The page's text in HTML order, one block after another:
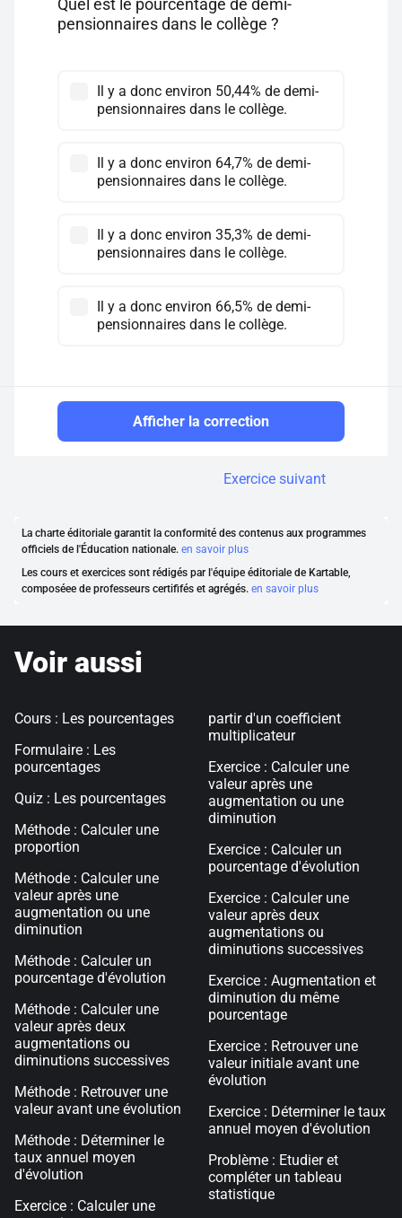
Quel est le pourcentage de demi-
pensionnaires dans le collège ?
Il y a donc environ 50,44% de demi-
pensionnaires dans le collège.
Il y a donc environ 64,7% de demi-
pensionnaires dans le collège.
Il y a donc environ 35,3% de demi-
pensionnaires dans le collège.
Il y a donc environ 66,5% de demi-
pensionnaires dans le collège.
Afficher la correction
Exercice suivant
La charte éditoriale garantit la conformité des contenus aux programmes
officiels de l'Éducation nationale. en savoir plus
Les cours et exercices sont rédigés par l'équipe éditoriale de Kartable,
composéee de professeurs certififés et agrégés. en savoir plus
Voir aussi
Cours : Les pourcentages
Formulaire : Les
pourcentages
Quiz : Les pourcentages
Méthode : Calculer une
proportion
Méthode : Calculer une
valeur après une
augmentation ou une
diminution
Méthode : Calculer un
pourcentage d'évolution
Méthode : Calculer une
valeur après deux
augmentations ou
diminutions successives
Méthode : Retrouver une
valeur avant une évolution
Méthode : Déterminer le
taux annuel moyen
d'évolution
Exercice : Calculer une
partir d'un coefficient
multiplicateur
Exercice : Calculer une
valeur après une
augmentation ou une
diminution
Exercice : Calculer un
pourcentage d'évolution
Exercice : Calculer une
valeur après deux
augmentations ou
diminutions successives
Exercice : Augmentation et
diminution du même
pourcentage
Exercice : Retrouver une
valeur initiale avant une
évolution
Exercice : Déterminer le taux
annuel moyen d'évolution
Problème : Etudier et
compléter un tableau
statistique